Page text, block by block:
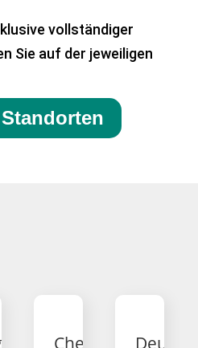
vollständiger
Sie auf der jeweiligen
Chemie